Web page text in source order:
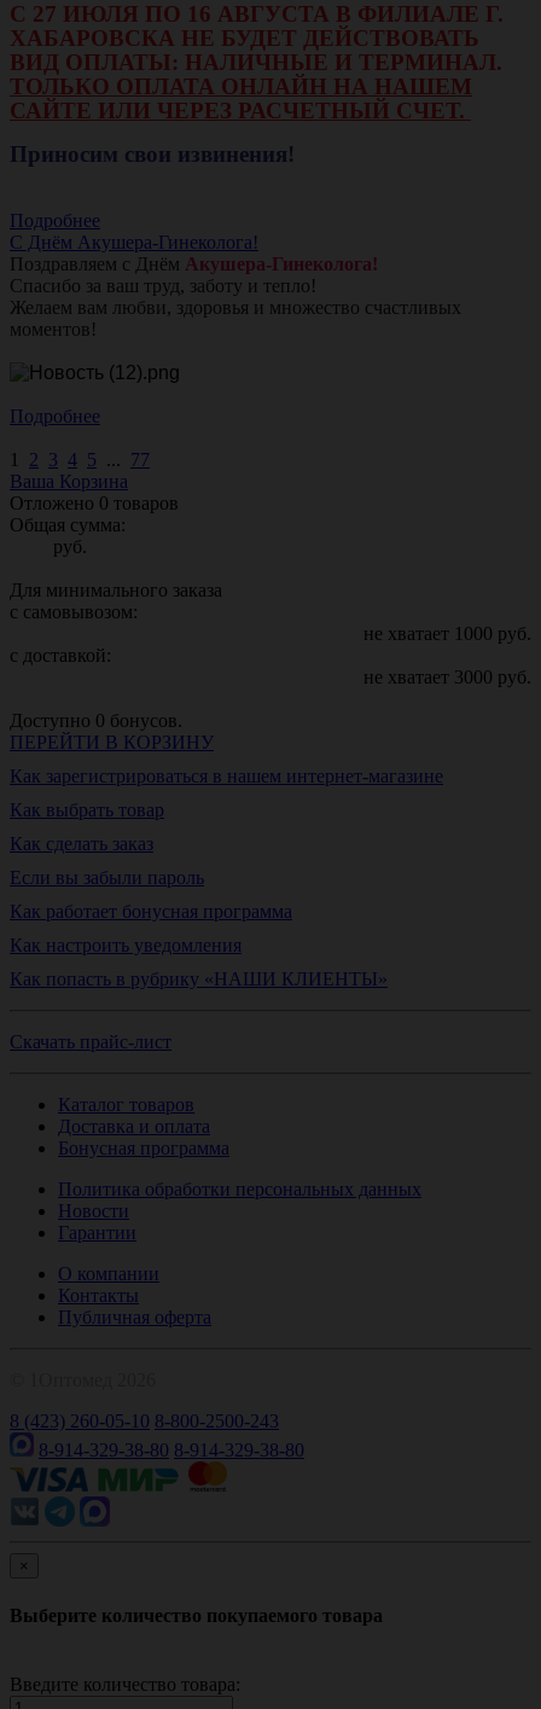
С 27 ИЮЛЯ ПО 16 АВГУСТА В ФИЛИАЛЕ Г.
ХАБАРОВСКА НЕ БУДЕТ ДЕЙСТВОВАТЬ
ВИД ОПЛАТЫ: НАЛИЧНЫЕ И ТЕРМИНАЛ.
ТОЛЬКО ОПЛАТА ОНЛАЙН НА НАШЕМ
САЙТЕ ИЛИ ЧЕРЕЗ РАСЧЕТНЫЙ СЧЕТ.
Приносим свои извинения!
Подробнее
С Днём Акушера-Гинеколога!
Поздравляем с Днём Акушера-Гинеколога!
Спасибо за ваш труд, заботу и тепло!
Желаем вам любви, здоровья и множество счастливых
моментов!
Подробнее
1 2 3 4 5 ... 77
Ваша Корзина
Отложено 0 товаров
Общая сумма:
руб.
Для минимального заказа
с самовывозом:
не хватает 1000 руб.
с доставкой:
не хватает 3000 руб.
Доступно 0 бонусов.
ПЕРЕЙТИ В КОРЗИНУ
Как зарегистрироваться в нашем интернет-магазине
Как выбрать товар
Как сделать заказ
Если вы забыли пароль
Как работает бонусная программа
Как настроить уведомления
Как попасть в рубрику «НАШИ КЛИЕНТЫ»
Скачать прайс-лист
Каталог товаров
Доставка и оплата
Бонусная программа
Политика обработки персональных данных
Новости
Гарантии
О компании
Контакты
Публичная оферта
8 (423) 260-05-10 8-800-2500-243
8-914-329-38-80 8-914-329-38-80
×
Выберите количество покупаемого товара
Введите количество товара: